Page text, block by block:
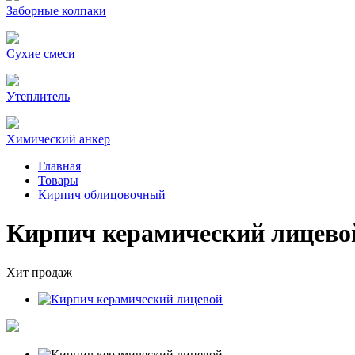
Заборные колпаки
Сухие смеси
Утеплитель
Химический анкер
Главная
Товары
Кирпич облицовочный
Кирпич керамический
Хит продаж